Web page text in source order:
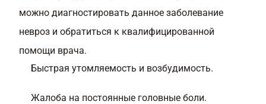
можно диагностировать данное заболевание
невроз и обратиться к квалифицированной
помощи врача.
Быстрая утомляемость и возбудимость.
Жалоба на постоянные головные боли.